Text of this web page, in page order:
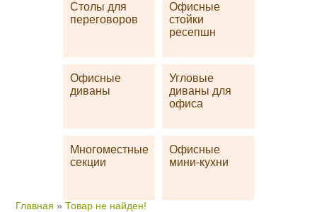
Столы для
переговоров
Офисные
стойки
ресепшн
Офисные
диваны
Угловые
диваны для
офиса
Многоместные
секции
Офисные
мини-кухни
Главная » Товар не найден!